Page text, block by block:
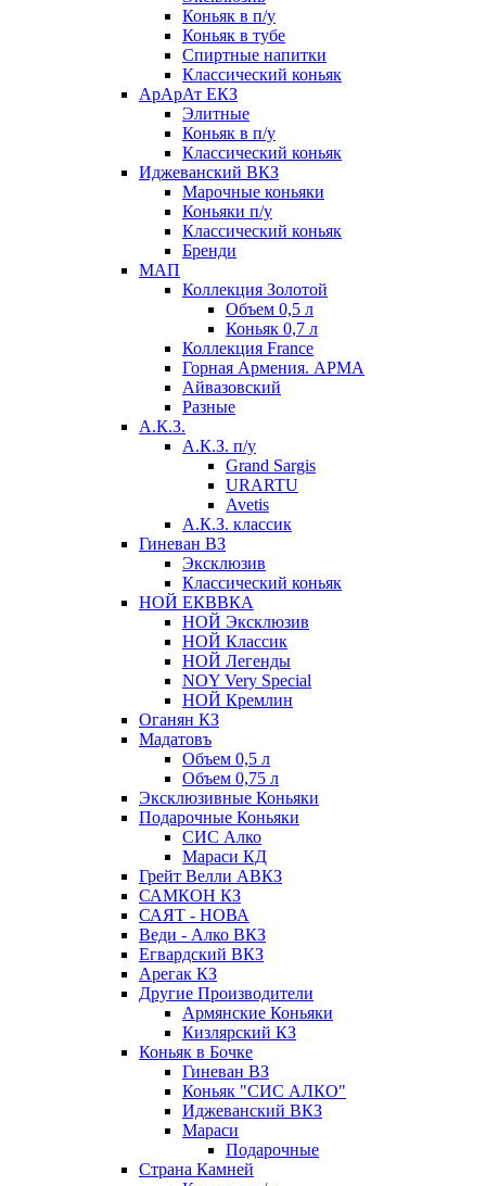
Коньяк в п/у
Коньяк в тубе
Спиртные напитки
Классический коньяк
АрАрАт ЕКЗ
Элитные
Коньяк в п/у
Классический коньяк
Иджеванский ВКЗ
Марочные коньяки
Коньяки п/у
Классический коньяк
Бренди
МАП
Коллекция Золотой
Объем 0,5 л
Коньяк 0,7 л
Коллекция France
Горная Армения. АРМА
Айвазовский
Разные
А.К.З.
А.К.З. п/у
Grand Sargis
URARTU
Avetis
А.К.З. классик
Гиневан ВЗ
Эксклюзив
Классический коньяк
НОЙ ЕКВВКА
НОЙ Эксклюзив
НОЙ Классик
НОЙ Легенды
NOY Very Speсial
НОЙ Кремлин
Оганян КЗ
Мадатовъ
Объем 0,5 л
Объем 0,75 л
Эксклюзивные Коньяки
Подарочные Коньяки
СИС Алко
Мараси КД
Грейт Велли АВКЗ
САМКОН КЗ
САЯТ - НОВА
Веди - Алко ВКЗ
Егвардский ВКЗ
Арегак КЗ
Другие Производители
Армянские Коньяки
Кизлярский КЗ
Коньяк в Бочке
Гиневан ВЗ
Коньяк "СИС АЛКО"
Иджеванский ВКЗ
Мараси
Подарочные
Страна Камней